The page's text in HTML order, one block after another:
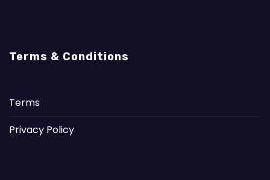
Terms & Conditions
Terms
Privacy Policy